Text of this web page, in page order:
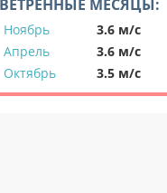
МЕСЯЦЫ:
Ноябрь
3.6 м/с
Апрель
3.6 м/с
Октябрь
3.5 м/с